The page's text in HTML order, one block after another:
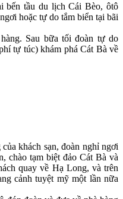
bến tầu du lịch Cái Bèo, ôtô
hoặc tự do tắm biển tại bãi
Sau bữa tối đoàn tự do
tự túc) khám phá Cát Bà về
khách sạn, đoàn nghỉ ngơi
chào tạm biệt đảo Cát Bà và
quay về Hạ Long, và trên
cảnh tuyệt mỹ một lần nữa